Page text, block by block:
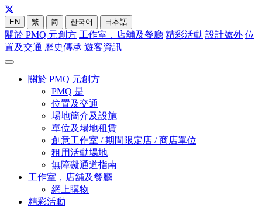
EN 繁 简 한국어 日本語
關於 PMQ 元創方 工作室，店舖及餐廳 精彩活動 設計號外 位
置及交通 歷史傳承 遊客資訊
關於 PMQ 元創方
PMQ 是
位置及交通
場地簡介及設施
單位及場地租賃
創意工作室 / 期間限定店 / 商店單位
租用活動場地
無障礙通道指南
工作室，店舖及餐廳
網上購物
精彩活動